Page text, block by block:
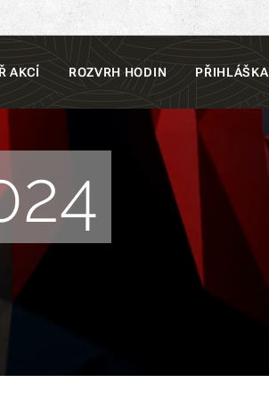
AKCÍ ROZVRH HODIN PŘIHLÁŠKA